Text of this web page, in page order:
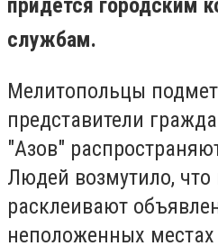
придется городским
службам.
Мелитопольцы
представители
"Азов"
Людей возмутило,
расклеивают
неположенных